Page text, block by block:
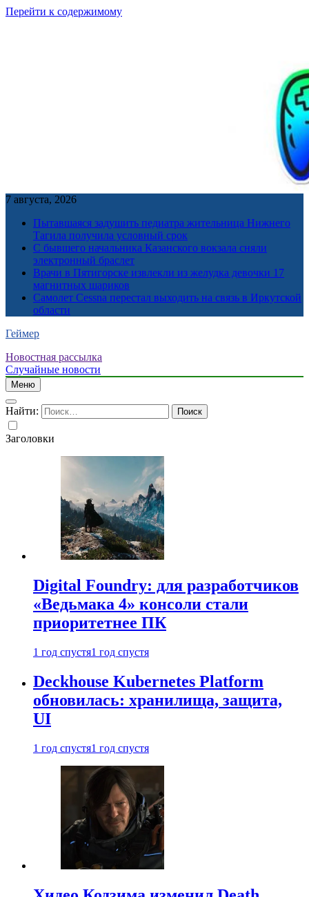
Перейти к содержимому
7 августа, 2026
Пытавшаяся задушить педиатра жительница Нижнего
Тагила получила условный срок
С бывшего начальника Казанского вокзала сняли
электронный браслет
Врачи в Пятигорске извлекли из желудка девочки 17
магнитных шариков
Самолет Cessna перестал выходить на связь в Иркутской
области
Геймер
Новостная рассылка
Случайные новости
Меню
Найти:
Заголовки
Digital Foundry: для разработчиков
«Ведьмака 4» консоли стали
приоритетнее ПК
1 год спустя1 год спустя
Deckhouse Kubernetes Platform
обновилась: хранилища, защита,
UI
1 год спустя1 год спустя